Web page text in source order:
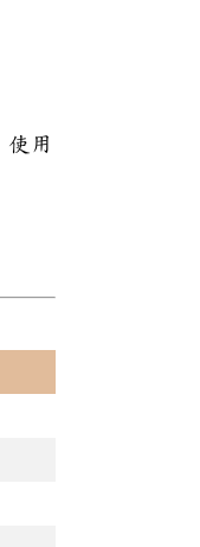
用